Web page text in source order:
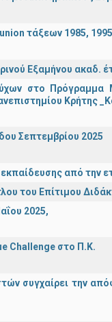
τάξεων 1985, 1995
Εξαμήνου ακαδ.
στo
Κρήτης
Σεπτεμβρίου 2025
από την
του Επίτιμου
2025,
Challenge στο Π.Κ.
συγχαίρει την